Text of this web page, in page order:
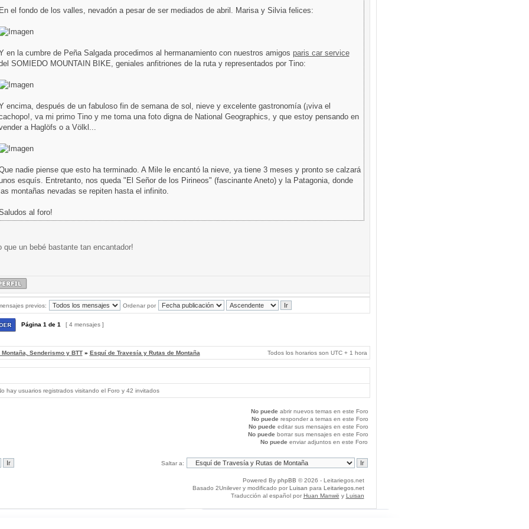
el fondo de los valles, nevadón a pesar de ser mediados de abril. Marisa y Silvia felices:
en la cumbre de Peña Salgada procedimos al hermanamiento con nuestros amigos paris car service
SOMIEDO MOUNTAIN BIKE, geniales anfitriones de la ruta y representados por Tino:
encima, después de un fabuloso fin de semana de sol, nieve y excelente gastronomía (¡viva el
va mi primo Tino y me toma una foto digna de National Geographics, y que estoy pensando en
a Haglöfs o a Völkl...
nadie piense que esto ha terminado. A Mile le encantó la nieve, ya tiene 3 meses y pronto se calzará
esquís. Entretanto, nos queda "El Señor de los Pirineos" (fascinante Aneto) y la Patagonia, donde
montañas nevadas se repiten hasta el infinito.
al foro!
que un bebé bastante tan encantador!
previos: Ordenar por
Página 1 de 1 [ 4 mensajes ]
Senderismo y BTT» Esquí de Travesía y Rutas de Montaña Todos los horarios son UTC + 1 hora
hay usuarios registrados visitando el Foro y 42 invitados
No puede abrir nuevos temas en este Foro
No puede responder a temas en este Foro
No puede editar sus mensajes en este Foro
No puede borrar sus mensajes en este Foro
No puede enviar adjuntos en este Foro
Saltar a:
Powered By phpBB © 2026 - Leitariegos.net
Basado 2Unilever y modificado por Luisan para Leitariegos.net
Traducción al español por Huan Manwë y Luisan